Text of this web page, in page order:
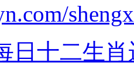
日十二生肖